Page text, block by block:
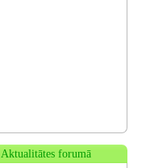
Aktualitātes forumā